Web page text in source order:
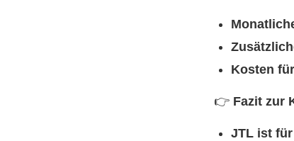
Kosten
👉 Fazit zur
JTL ist